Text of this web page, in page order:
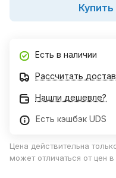
Купить
Есть в наличии
Рассчитать
Нашли дешевле?
Есть кэшбэк UDS
Цена действительна
может отличаться от цен